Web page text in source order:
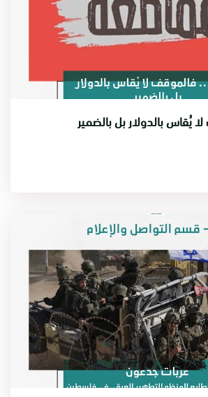
يُقاس بالدولار بل بالضمير